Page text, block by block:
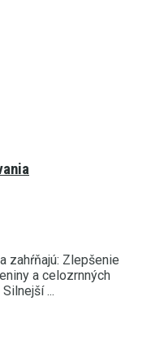
zahŕňajú: Zlepšenie
a celozrnných
...